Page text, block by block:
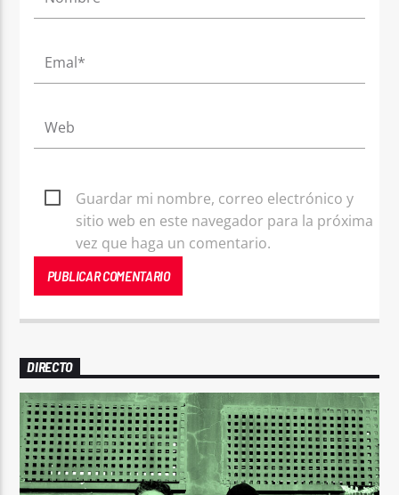
Guardar mi nombre, correo electrónico y
sitio web en este navegador para la próxima
vez que haga un comentario.
DIRECTO